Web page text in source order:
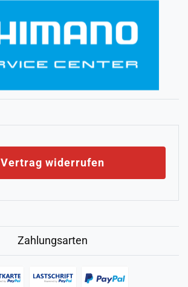
Vertrag widerrufen
Zahlungsarten